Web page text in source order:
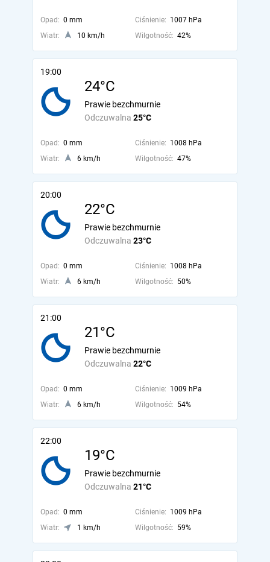
Opad: 0 mm Ciśnienie: 1007 hPa
Wiatr:
10 km/h Wilgotność: 42%
19:00
24°C
Odczuwalna 25°C
Prawie bezchmurnie
Opad: 0 mm Ciśnienie: 1008 hPa
Wiatr:
6 km/h Wilgotność: 47%
20:00
22°C
Odczuwalna 23°C
Prawie bezchmurnie
Opad: 0 mm Ciśnienie: 1008 hPa
Wiatr:
6 km/h Wilgotność: 50%
21:00
21°C
Odczuwalna 22°C
Prawie bezchmurnie
Opad: 0 mm Ciśnienie: 1009 hPa
Wiatr:
6 km/h Wilgotność: 54%
22:00
19°C
Odczuwalna 21°C
Prawie bezchmurnie
Opad: 0 mm Ciśnienie: 1009 hPa
Wiatr:
1 km/h Wilgotność: 59%